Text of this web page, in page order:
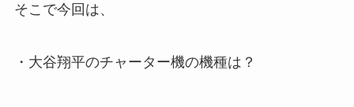
そこで今回は、
・大谷翔平のチャーター機の機種は？